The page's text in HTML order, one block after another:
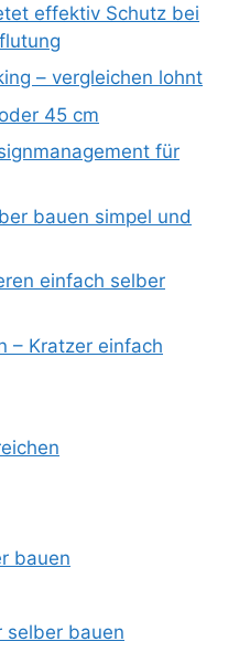
effektiv Schutz bei
– vergleichen lohnt
45 cm
für
bauen simpel und
einfach selber
– Kratzer einfach
bauen
selber bauen